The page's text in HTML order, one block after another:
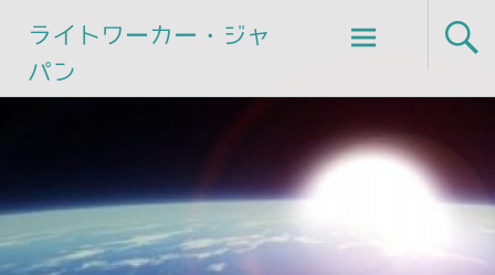
ライトワーカー・ジャ
パン
Skip
to